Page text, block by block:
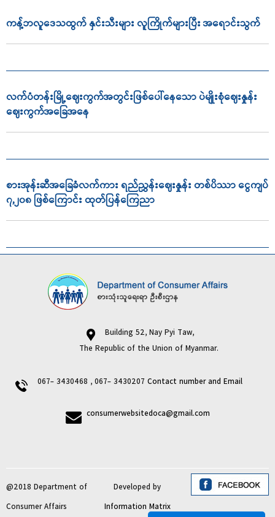
ကန့်ဘလူဒေသထွက် နှင်းသီးများ လူကြိုက်များပြီး အရောင်းသွက်
လက်ပံတန်းမြို့ဈေးကွက်အတွင်းဖြစ်ပေါ်နေသော ပဲမျိုးစုံဈေးနှုန်း
ဈေးကွက်အခြေအနေ
စားအုန်းဆီအခြေခံလက်ကား ရည်ညွှန်းဈေးနှုန်း တစ်ပိဿာ ငွေကျပ်
၇,၂၀၈ ဖြစ်ကြောင်း ထုတ်ပြန်ကြေညာ
Building 52, Nay Pyi Taw,
The Republic of the Union of Myanmar.
067- 3430468 , 067- 3430207 Contact number and Email
consumerwebsitedoca@gmail.com
@2018 Department of
Consumer Affairs
Developed by
Information Matrix